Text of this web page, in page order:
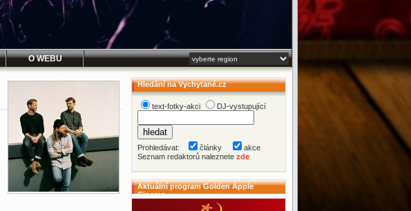
O WEBU
Hledání na Vychytané.cz
text-fotky-akci DJ-vystupující
Prohledávat: články
akce
Seznam redaktorů naleznete zde
Aktuální program Golden Apple
Cinema